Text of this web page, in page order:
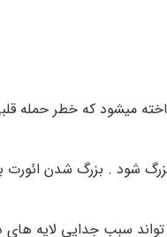
میشود که خطر حمله
شود . بزرگ شدن ائورت
تواند سبب جدایی لایه